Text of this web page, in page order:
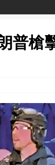
普槍